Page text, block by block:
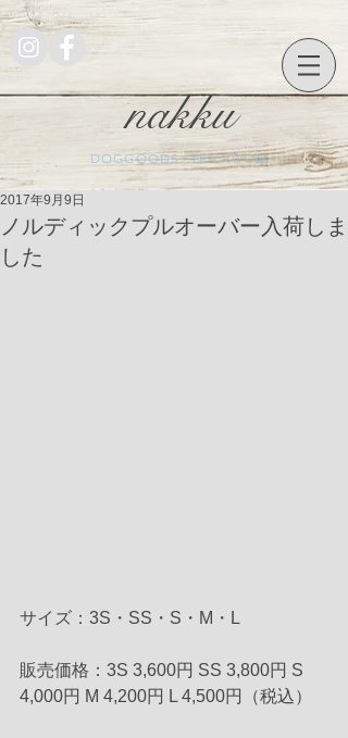
nakku
DOGGOODS+TEA ROOM
ノルディックプルオーバー入荷しま
した
2017年9月9日
サイズ：3S・SS・S・M・L
販売価格：3S 3,600円 SS 3,800円 S
4,000円 M 4,200円 L 4,500円（税込）